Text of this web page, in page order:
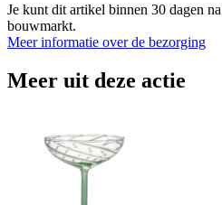
Je kunt dit artikel binnen 30 dagen
bouwmarkt.
Meer informatie over de bezorging
Meer uit deze actie